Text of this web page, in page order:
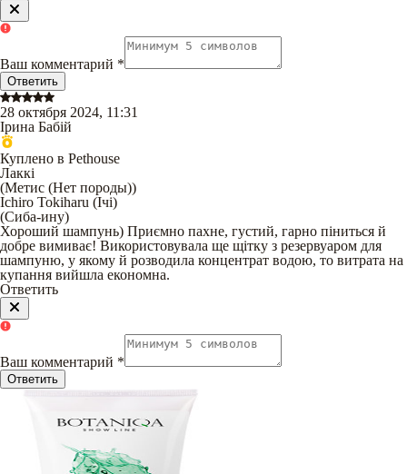
Ваш комментарий *
Ответить
28 октября 2024, 11:31
Ірина Бабій
Куплено в Pethouse
Лаккі
(Метис (Нет породы))
Ichiro Tokiharu (Ічі)
(Сиба-ину)
Хороший шампунь) Приємно пахне, густий, гарно піниться й
добре вимиває! Використовувала ще щітку з резервуаром для
шампуню, у якому й розводила концентрат водою, то витрата на
купання вийшла економна.
Ответить
Ваш комментарий *
Ответить